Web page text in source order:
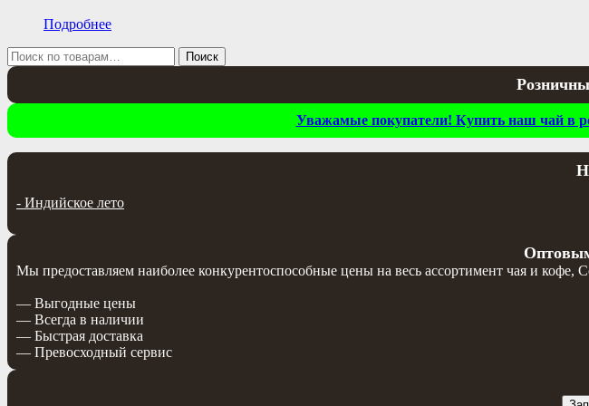
Подробнее
Искать:
Поиск
Уважамые покупатели! Купить наш чай в
- Индийское лето
Мы предоставляем наиболее конкурентоспособные цены на весь ассортимент чая и кофе,
— Выгодные цены
— Всегда в наличии
— Быстрая доставка
— Превосходный сервис